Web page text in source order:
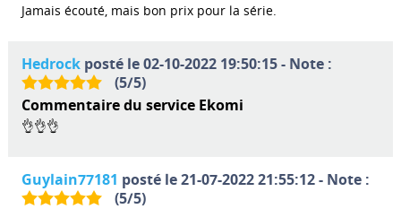
Jamais écouté, mais bon prix pour la série.
Hedrockposté le 02-10-2022 19:50:15 - Note :
(5/5)
Commentaire du service Ekomi
👌👌👌
Guylain77181 posté le 21-07-2022 21:55:12 - Note :
(5/5)